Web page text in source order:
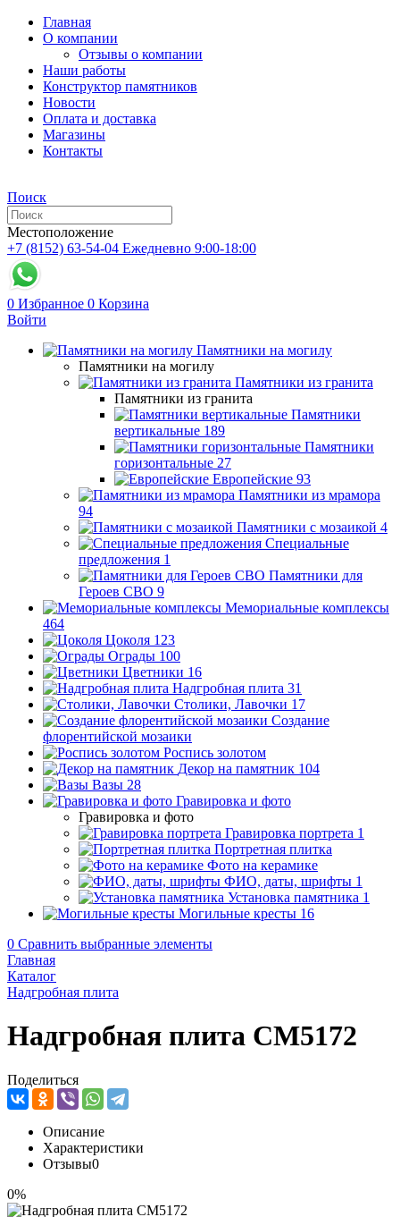
Главная
О компании
Отзывы о компании
Наши работы
Конструктор памятников
Новости
Оплата и доставка
Магазины
Контакты
Поиск
Местоположение
+7 (8152) 63-54-04 Ежедневно 9:00-18:00
0 Избранное 0 Корзина
Войти
Памятники на могилу
Памятники на могилу
Памятники из гранита
Памятники из гранита
Памятники
вертикальные 189
Памятники
горизонтальные 27
Европейские 93
Памятники из мрамора
94
Памятники с мозаикой 4
Специальные
предложения 1
Памятники для
Героев СВО 9
Мемориальные комплексы
464
Цоколя 123
Ограды 100
Цветники 16
Надгробная плита 31
Столики, Лавочки 17
Создание
флорентийской мозаики
Роспись золотом
Декор на памятник 104
Вазы 28
Гравировка и фото
Гравировка и фото
Гравировка портрета 1
Портретная плитка
Фото на керамике
ФИО, даты, шрифты 1
Установка памятника 1
Могильные кресты 16
0 Сравнить выбранные элементы
Главная
Каталог
Надгробная плита
Надгробная плита CM5172
Поделиться
Описание
Характеристики
Отзывы0
0%